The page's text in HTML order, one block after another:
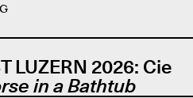
LUZERN 2026: Cie
in a Bathtub